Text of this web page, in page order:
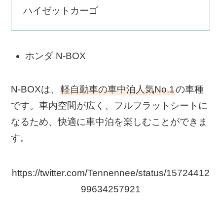
ハイゼットカーゴ
ホンダ N-BOX
N-BOXは、軽自動車の車中泊人気No.1の車種
です。車内空間が広く、フルフラットシートに
なるため、快適に車中泊を楽しむことができま
す。
https://twitter.com/Tennennee/status/15724412
99634257921